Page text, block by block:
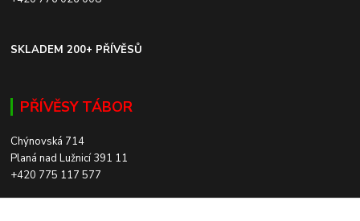
SKLADEM 200+ PŘÍVĚSŮ
PŘÍVĚSY TÁBOR
Chýnovská 714
Planá nad Lužnicí 391 11
+420 775 117 577